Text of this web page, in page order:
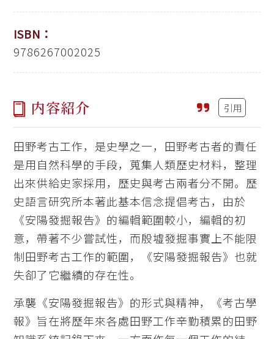
ISBN：
9786267002025
内容紹介 引用
田野考古工作，是史學之一，田野考古者的責任
是用自然科學的手段，蒐集人類歷史材料，整理
出來供給史家採用，歷史與考古兩者分不開。歷
史語言研究所本著此基本信念提倡考古，由於
《安陽發掘報告》的編輯範圍較小，編輯的初
意，帶著不少嘗試性，而殷墟發掘事實上不能限
制田野考古工作的範圍，《安陽發掘報告》也就
失卻了它繼續的存在性。
承襲《安陽發掘報告》的形式與精神，《考古學
報》旨在將歷年來各處田野工作辛勤積累的田野